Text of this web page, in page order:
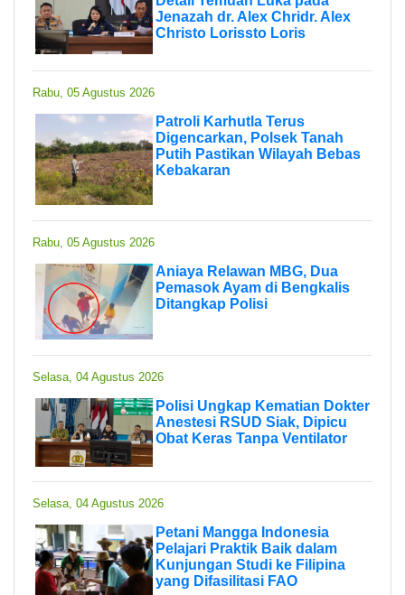
Jenazah dr. Alex Chridr. Alex
Christo Lorissto Loris
Rabu, 05 Agustus 2026
Patroli Karhutla Terus
Digencarkan, Polsek Tanah
Putih Pastikan Wilayah Bebas
Kebakaran
Rabu, 05 Agustus 2026
Aniaya Relawan MBG, Dua
Pemasok Ayam di Bengkalis
Ditangkap Polisi
Selasa, 04 Agustus 2026
Polisi Ungkap Kematian Dokter
Anestesi RSUD Siak, Dipicu
Obat Keras Tanpa Ventilator
Selasa, 04 Agustus 2026
Petani Mangga Indonesia
Pelajari Praktik Baik dalam
Kunjungan Studi ke Filipina
yang Difasilitasi FAO